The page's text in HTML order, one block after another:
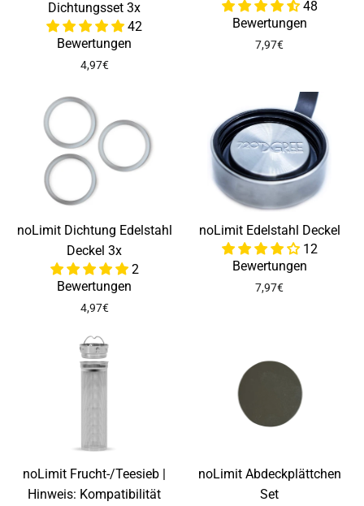
Dichtungsset 3x
42
Bewertungen
4,97€
48
Bewertungen
7,97€
noLimit Dichtung Edelstahl
Deckel 3x
2
Bewertungen
4,97€
noLimit Edelstahl Deckel
12
Bewertungen
7,97€
noLimit Frucht-/Teesieb |
Hinweis: Kompatibilität
noLimit Abdeckplättchen
Set